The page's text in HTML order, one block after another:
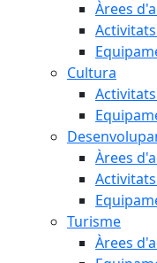
Àrees
Cultura
Àrees
Turisme
Àrees